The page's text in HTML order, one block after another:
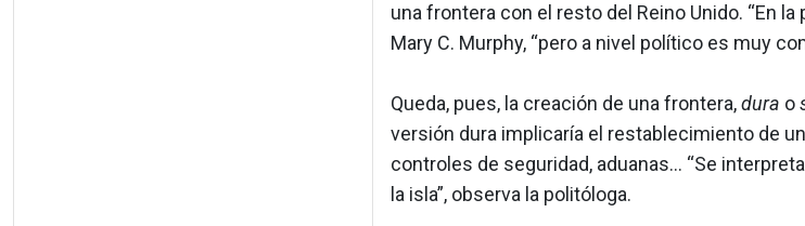
una frontera con el resto del Reino Unido. “En
Mary C. Murphy, “pero a nivel político es muy
Queda, pues, la creación de una frontera,dura o
versión dura implicaría el restablecimiento de
controles de seguridad, aduanas… “Se
la isla”, observa la politóloga.